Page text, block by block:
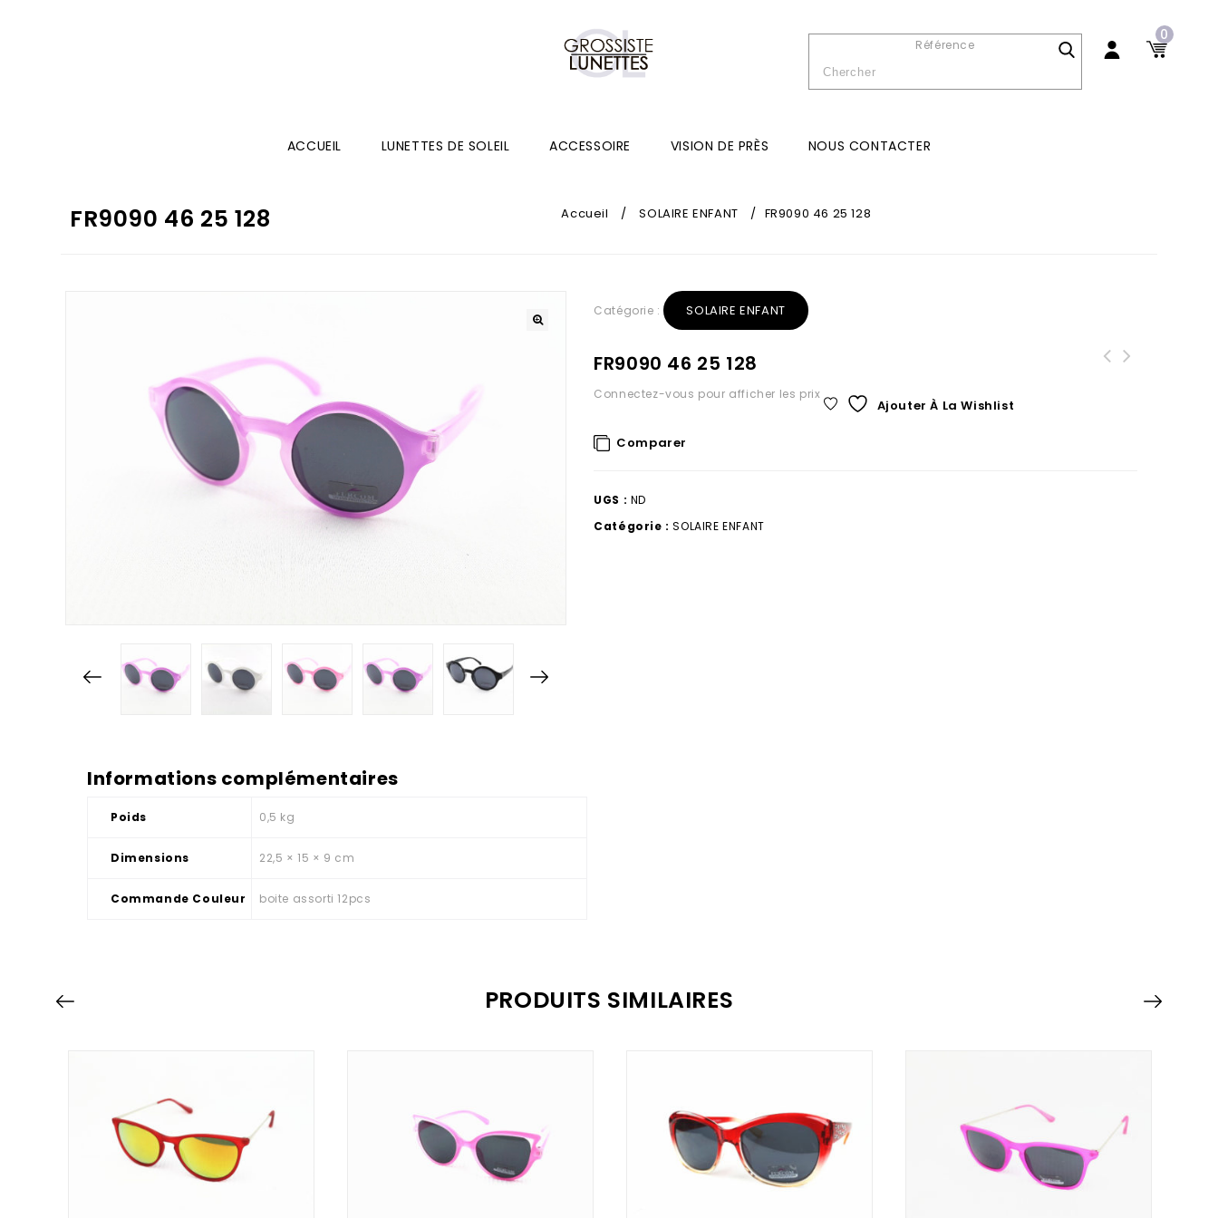
0
Référence
ACCUEIL LUNETTES DE SOLEIL ACCESSOIRE VISION DE PRÈS NOUS CONTACTER
FR9090 46 25 128 Accueil / SOLAIRE ENFANT / FR9090 46 25 128
Catégorie : SOLAIRE ENFANT
FR9090 46 25 128
Connectez-vous pour afficher les prix
Ajouter À La Wishlist
Comparer
UGS : ND
Catégorie :SOLAIRE ENFANT
Informations complémentaires
Poids 0,5 kg
Dimensions 22,5 × 15 × 9 cm
Commande Couleur boite assorti 12pcs
PRODUITS SIMILAIRES